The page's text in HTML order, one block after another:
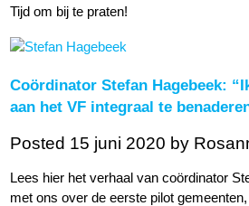
Tijd om bij te praten!
Coördinator Stefan Hagebeek:
aan het VF integraal te
Posted 15 juni 2020 by
Lees hier het verhaal van coördinator
met ons over de eerste pilot